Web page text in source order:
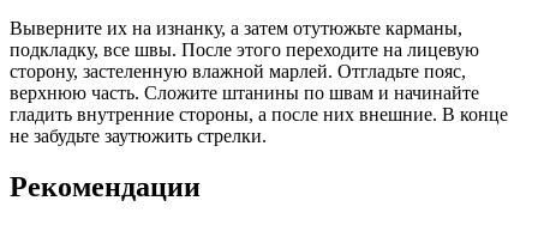
Выверните их на изнанку, а затем отутюжьте карманы,
подкладку, все швы. После этого переходите на лицевую
сторону, застеленную влажной марлей. Отгладьте пояс,
верхнюю часть. Сложите штанины по швам и начинайте
гладить внутренние стороны, а после них внешние. В конце
не забудьте заутюжить стрелки.
Рекомендации